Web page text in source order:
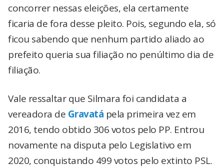
concorrer nessas eleições, ela certamente
ficaria de fora desse pleito. Pois, segundo ela, só
ficou sabendo que nenhum partido aliado ao
prefeito queria sua filiação no penúltimo dia de
filiação.
Vale ressaltar que Silmara foi candidata a
vereadora de Gravatá pela primeira vez em
2016, tendo obtido 306 votos pelo PP. Entrou
novamente na disputa pelo Legislativo em
2020, conquistando 499 votos pelo extinto PSL.